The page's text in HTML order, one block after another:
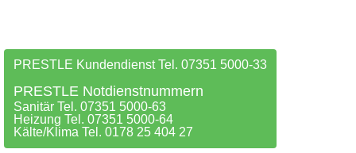
PRESTLE Kundendienst Tel. 07351 5000-33
PRESTLE Notdienstnummern
Sanitär Tel. 07351 5000-63
Heizung Tel. 07351 5000-64
Kälte/Klima Tel. 0178 25 404 27